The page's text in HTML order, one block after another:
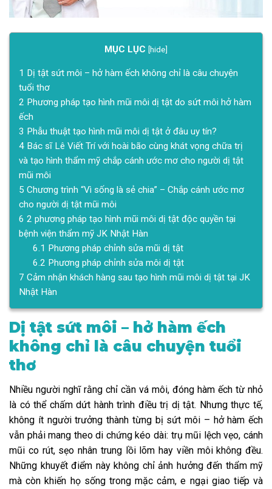
MỤC LỤC [hide]
1 Dị tật sứt môi – hở hàm ếch không chỉ là câu chuyện
tuổi thơ
2 Phương pháp tạo hình mũi môi dị tật do sứt môi hở hàm
ếch
3 Phẫu thuật tạo hình mũi môi dị tật ở đâu uy tín?
4 Bác sĩ Lê Viết Trí với hoài bão cùng khát vọng chữa trị
và tạo hình thẩm mỹ chắp cánh ước mơ cho người dị tật
mũi môi
5 Chương trình “Vì sống là sẻ chia” – Chắp cánh ước mơ
cho người dị tật mũi môi
6 2 phương pháp tạo hình mũi môi dị tật độc quyền tại
bệnh viện thẩm mỹ JK Nhật Hàn
6.1 Phương pháp chỉnh sửa mũi dị tật
6.2 Phương pháp chỉnh sửa môi dị tật
7 Cảm nhận khách hàng sau tạo hình mũi môi dị tật tại JK
Nhật Hàn
Dị tật sứt môi – hở hàm ếch
không chỉ là câu chuyện tuổi
thơ
Nhiều người nghĩ rằng chỉ cần vá môi, đóng hàm ếch từ nhỏ
là có thể chấm dứt hành trình điều trị dị tật. Nhưng thực tế,
không ít người trưởng thành từng bị sứt môi – hở hàm ếch
vẫn phải mang theo di chứng kéo dài: trụ mũi lệch vẹo, cánh
mũi co rút, sẹo nhân trung lồi lõm hay viền môi không đều.
Những khuyết điểm này không chỉ ảnh hưởng đến thẩm mỹ
mà còn khiến họ sống trong mặc cảm, e ngại giao tiếp và